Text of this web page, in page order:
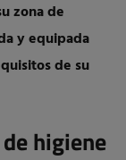
zona de
y equipada
de su
higiene